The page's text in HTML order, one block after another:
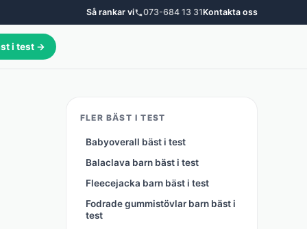
Så rankar vi 073-684 13 31Kontakta oss
i test →
FLER BÄST I TEST
Babyoverall bäst i test
Balaclava barn bäst i test
Fleecejacka barn bäst i test
Fodrade gummistövlar barn bäst i
test